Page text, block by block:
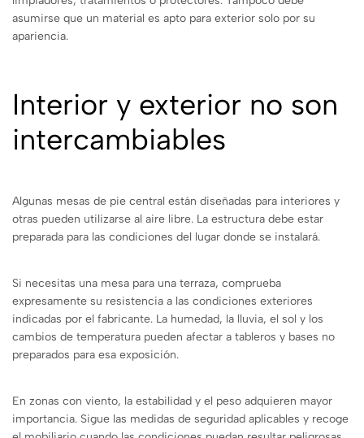
asumirse que un material es apto para exterior solo por su
apariencia.
Interior y exterior no son
intercambiables
Algunas mesas de pie central están diseñadas para interiores y
otras pueden utilizarse al aire libre. La estructura debe estar
preparada para las condiciones del lugar donde se instalará.
Si necesitas una mesa para una terraza, comprueba
expresamente su resistencia a las condiciones exteriores
indicadas por el fabricante. La humedad, la lluvia, el sol y los
cambios de temperatura pueden afectar a tableros y bases no
preparados para esa exposición.
En zonas con viento, la estabilidad y el peso adquieren mayor
importancia. Sigue las medidas de seguridad aplicables y recoge